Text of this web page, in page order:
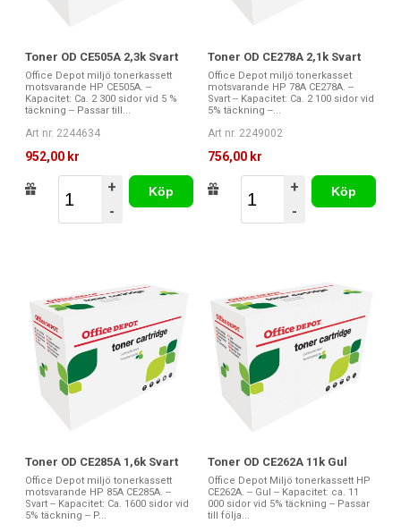
Toner OD CE505A 2,3k Svart
Office Depot miljö tonerkassett
motsvarande HP CE505A. --
Kapacitet: Ca. 2 300 sidor vid 5 %
täckning -- Passar till...
Art nr. 2244634
952,00 kr
+
-
Köp
Toner OD CE278A 2,1k Svart
Office Depot miljö tonerkasset
motsvarande HP 78A CE278A. --
Svart -- Kapacitet: Ca. 2 100 sidor vid
5% täckning --...
Art nr. 2249002
756,00 kr
+
-
Köp
Toner OD CE285A 1,6k Svart
Office Depot miljö tonerkassett
motsvarande HP 85A CE285A. --
Svart -- Kapacitet: Ca. 1600 sidor vid
5% täckning -- P...
Toner OD CE262A 11k Gul
Office Depot Miljö tonerkassett HP
CE262A. -- Gul -- Kapacitet: ca. 11
000 sidor vid 5% täckning -- Passar
till följa...